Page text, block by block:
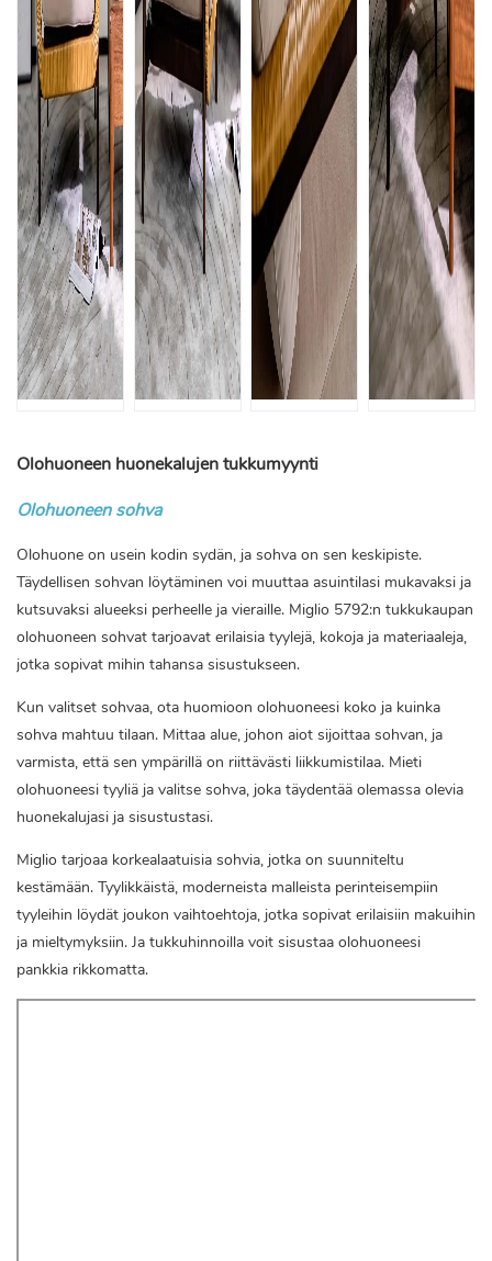
Olohuoneen huonekalujen tukkumyynti
Olohuoneen sohva
Olohuone on usein kodin sydän, ja sohva on sen keskipiste.
Täydellisen sohvan löytäminen voi muuttaa asuintilasi mukavaksi ja
kutsuvaksi alueeksi perheelle ja vieraille. Miglio 5792:n tukkukaupan
olohuoneen sohvat tarjoavat erilaisia ​​tyylejä, kokoja ja materiaaleja,
jotka sopivat mihin tahansa sisustukseen.
Kun valitset sohvaa, ota huomioon olohuoneesi koko ja kuinka
sohva mahtuu tilaan. Mittaa alue, johon aiot sijoittaa sohvan, ja
varmista, että sen ympärillä on riittävästi liikkumistilaa. Mieti
olohuoneesi tyyliä ja valitse sohva, joka täydentää olemassa olevia
huonekalujasi ja sisustustasi.
Miglio tarjoaa korkealaatuisia sohvia, jotka on suunniteltu
kestämään. Tyylikkäistä, moderneista malleista perinteisempiin
tyyleihin löydät joukon vaihtoehtoja, jotka sopivat erilaisiin makuihin
ja mieltymyksiin. Ja tukkuhinnoilla voit sisustaa olohuoneesi
pankkia rikkomatta.